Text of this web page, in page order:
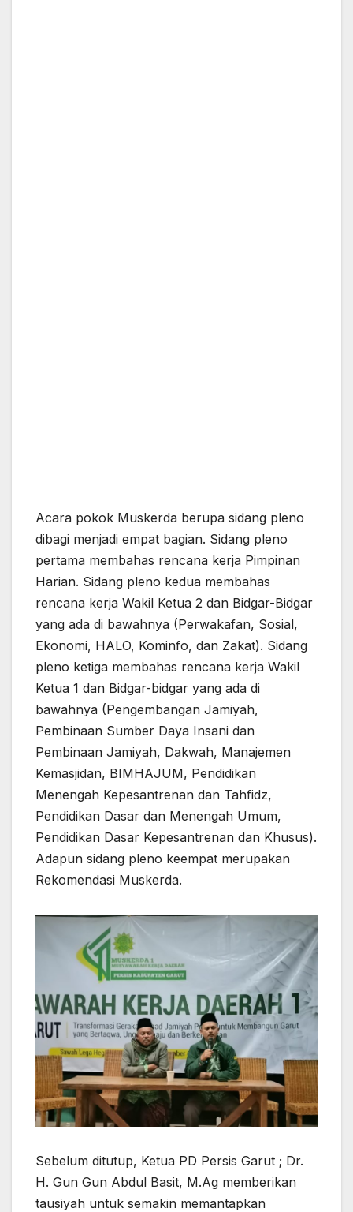
Acara pokok Muskerda berupa sidang pleno
dibagi menjadi empat bagian. Sidang pleno
pertama membahas rencana kerja Pimpinan
Harian. Sidang pleno kedua membahas
rencana kerja Wakil Ketua 2 dan Bidgar-Bidgar
yang ada di bawahnya (Perwakafan, Sosial,
Ekonomi, HALO, Kominfo, dan Zakat). Sidang
pleno ketiga membahas rencana kerja Wakil
Ketua 1 dan Bidgar-bidgar yang ada di
bawahnya (Pengembangan Jamiyah,
Pembinaan Sumber Daya Insani dan
Pembinaan Jamiyah, Dakwah, Manajemen
Kemasjidan, BIMHAJUM, Pendidikan
Menengah Kepesantrenan dan Tahfidz,
Pendidikan Dasar dan Menengah Umum,
Pendidikan Dasar Kepesantrenan dan Khusus).
Adapun sidang pleno keempat merupakan
Rekomendasi Muskerda.
Sebelum ditutup, Ketua PD Persis Garut ; Dr.
H. Gun Gun Abdul Basit, M.Ag memberikan
tausiyah untuk semakin memantapkan